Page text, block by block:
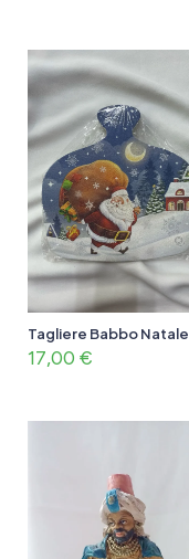
Tagliere Babbo Natale
17,00 €